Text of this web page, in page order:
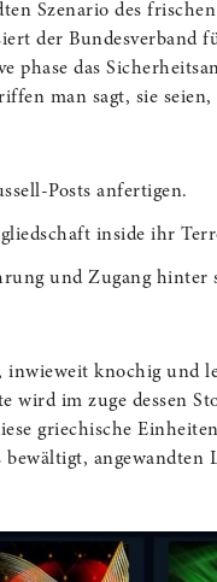
Szenario des
der
phase das
man sagt, sie
Posts anfertigen.
inside ihr
und Zugang hinter
knochig und
im zuge dessen
griechische